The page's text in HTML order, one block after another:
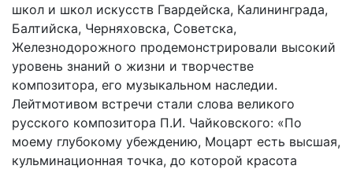
школ и школ искусств Гвардейска, Калининграда,
Балтийска, Черняховска, Советска,
Железнодорожного продемонстрировали высокий
уровень знаний о жизни и творчестве
композитора, его музыкальном наследии.
Лейтмотивом встречи стали слова великого
русского композитора П.И. Чайковского: «По
моему глубокому убеждению, Моцарт есть высшая,
кульминационная точка, до которой красота